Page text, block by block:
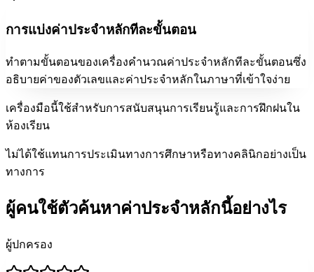
การแบ่งค่าประจำหลักทีละขั้นตอน
ทำตามขั้นตอนของเครื่องคำนวณค่าประจำหลักทีละขั้นตอนซึ่ง
อธิบายค่าของตัวเลขและค่าประจำหลักในภาษาที่เข้าใจง่าย
เครื่องมือนี้ใช้สำหรับการสนับสนุนการเรียนรู้และการฝึกฝนใน
ห้องเรียน
ไม่ได้ใช้แทนการประเมินทางการศึกษาหรือทางคลินิกอย่างเป็น
ทางการ
ผู้คนใช้ตัวค้นหาค่าประจำหลักนี้อย่างไร
ผู้ปกครอง